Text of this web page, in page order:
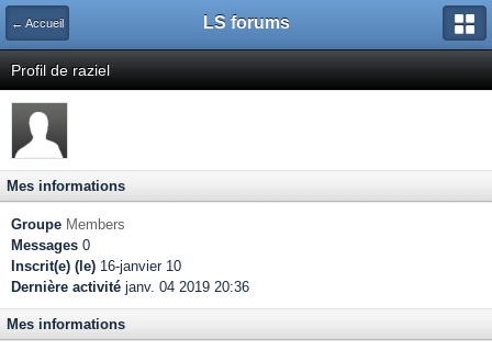
← Accueil LS forums
Profil de raziel
Mes informations
Groupe Members
Messages 0
Inscrit(e) (le) 16-janvier 10
Dernière activité janv. 04 2019 20:36
Mes informations